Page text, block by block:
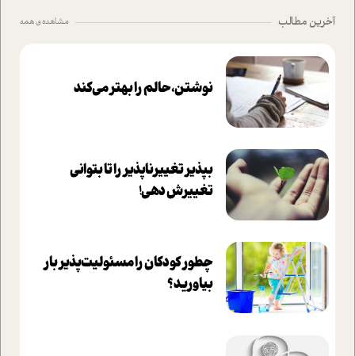
آخرین مطالب مشاهده ی همه
نوشتن، حالم را بهتر می‌کند
بپذير تغييرناپذير را تا بتواني
تغييرش دهي!‏
چطور کودکان را مسئولیت‌پذیر بار
بیاورید؟